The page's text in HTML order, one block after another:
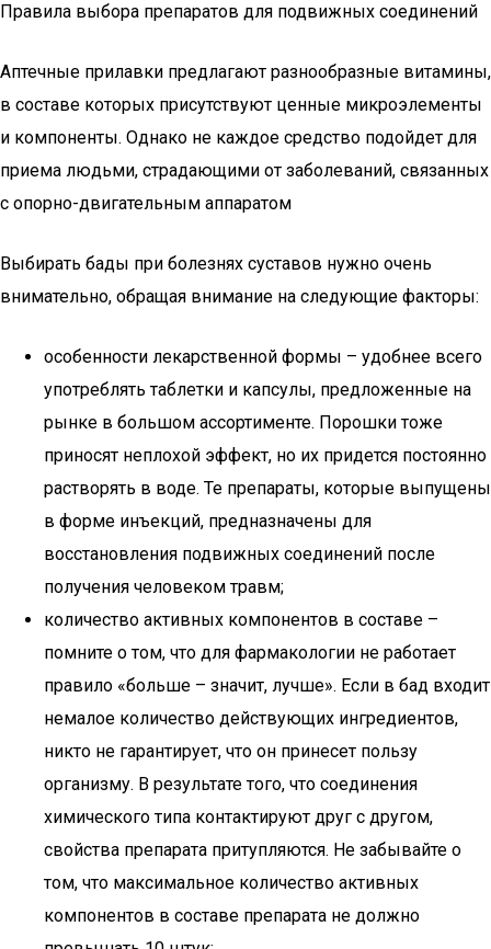
Правила выбора препаратов для подвижных соединений
Аптечные прилавки предлагают разнообразные витамины,
в составе которых присутствуют ценные микроэлементы
и компоненты. Однако не каждое средство подойдет для
приема людьми, страдающими от заболеваний, связанных
с опорно-двигательным аппаратом
Выбирать бады при болезнях суставов нужно очень
внимательно, обращая внимание на следующие факторы:
особенности лекарственной формы – удобнее всего
употреблять таблетки и капсулы, предложенные на
рынке в большом ассортименте. Порошки тоже
приносят неплохой эффект, но их придется постоянно
растворять в воде. Те препараты, которые выпущены
в форме инъекций, предназначены для
восстановления подвижных соединений после
получения человеком травм;
количество активных компонентов в составе –
помните о том, что для фармакологии не работает
правило «больше – значит, лучше». Если в бад входит
немалое количество действующих ингредиентов,
никто не гарантирует, что он принесет пользу
организму. В результате того, что соединения
химического типа контактируют друг с другом,
свойства препарата притупляются. Не забывайте о
том, что максимальное количество активных
компонентов в составе препарата не должно